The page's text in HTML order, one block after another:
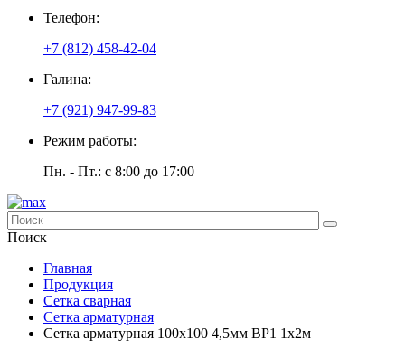
Телефон:
+7 (812) 458-42-04
Галина:
+7 (921) 947-99-83
Режим работы:
Пн. - Пт.: с 8:00 до 17:00
Поиск
Главная
Продукция
Сетка сварная
Сетка арматурная
Сетка арматурная 100х100 4,5мм ВР1 1х2м